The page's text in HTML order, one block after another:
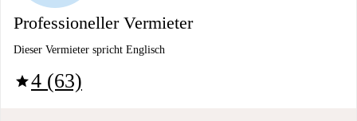
Professioneller Vermieter
Dieser Vermieter spricht Englisch
star4 (63)